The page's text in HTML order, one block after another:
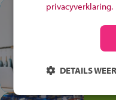
In
privacyverklaring.
DETAILS